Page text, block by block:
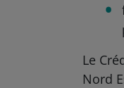
Le
Nord